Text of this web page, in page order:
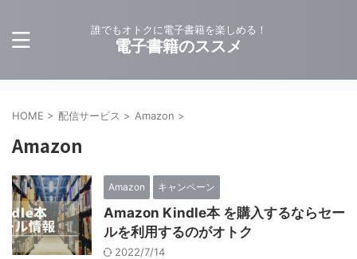
誰でもオトクに電子書籍を楽しめる！
電子書籍のススメ
HOME > 配信サービス > Amazon >
Amazon
Amazon キャンペーン
Amazon Kindle本 を購入するならセー
ルを利用するのがオトク
2022/7/14